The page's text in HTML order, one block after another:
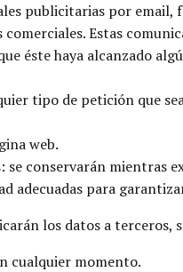
publicitarias por
Estas
éste haya alcanzado
tipo de petición que
web.
se conservarán
adecuadas para
los datos a terceros,
cualquier momento.